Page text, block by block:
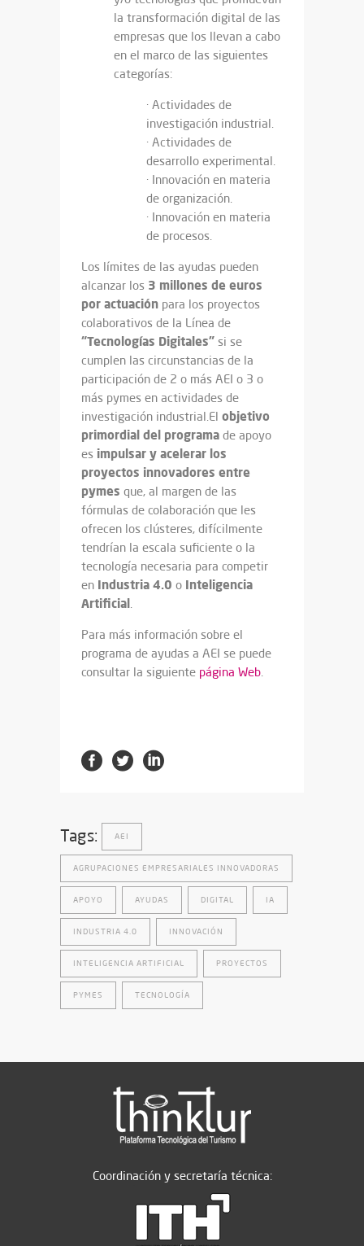
la transformación digital de las
empresas que los llevan a cabo
en el marco de las siguientes
categorías:
· Actividades de
investigación industrial.
· Actividades de
desarrollo experimental.
· Innovación en materia
de organización.
· Innovación en materia
de procesos.
Los límites de las ayudas pueden
alcanzar los 3 millones de euros
por actuación para los proyectos
colaborativos de la Línea de
“Tecnologías Digitales” si se
cumplen las circunstancias de la
participación de 2 o más AEI o 3 o
más pymes en actividades de
investigación industrial.El objetivo
primordial del programa de apoyo
es impulsar y acelerar los
proyectos innovadores entre
pymes que, al margen de las
fórmulas de colaboración que les
ofrecen los clústeres, difícilmente
tendrían la escala suficiente o la
tecnología necesaria para competir
en Industria 4.0 o Inteligencia
Artificial.
Para más información sobre el
programa de ayudas a AEI se puede
consultar la siguiente página Web.
Tags: AEI
AGRUPACIONES EMPRESARIALES INNOVADORAS
APOYO AYUDAS DIGITAL IA
INDUSTRIA 4.0 INNOVACIÓN
INTELIGENCIA ARTIFICIAL PROYECTOS
PYMES TECNOLOGÍA
Coordinación y secretaría técnica: